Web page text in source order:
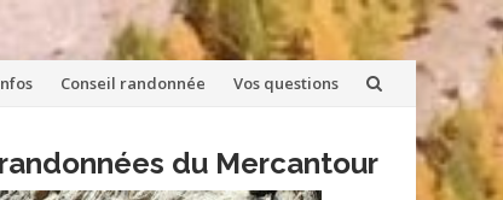
Conseil randonnée Vos questions
du Mercantour